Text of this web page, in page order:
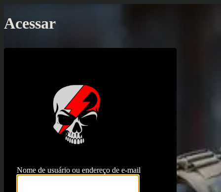
Acessar
Nome de usuário ou endereço de e-mail